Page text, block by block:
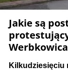
Jakie są
Kilkudziesięciu